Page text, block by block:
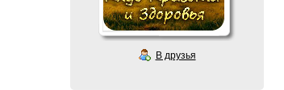
В друзья